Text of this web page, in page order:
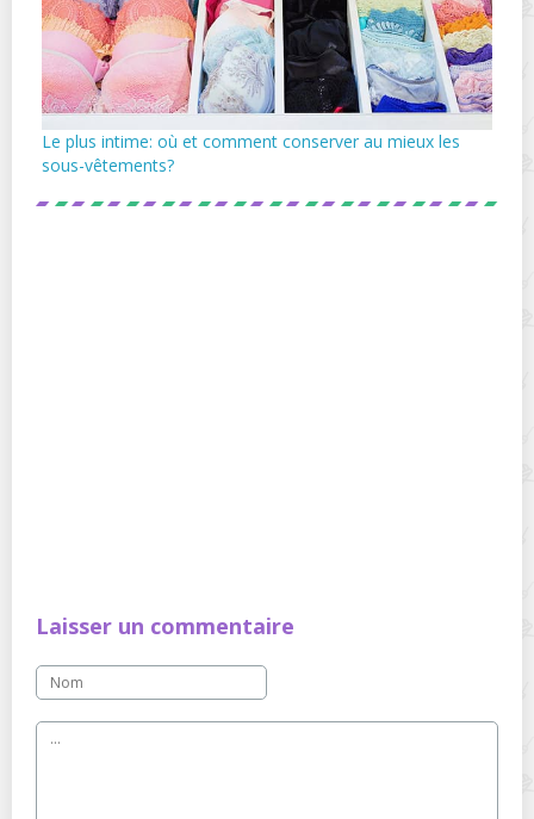
Le plus intime: où et comment conserver au mieux les
sous-vêtements?
Laisser un commentaire